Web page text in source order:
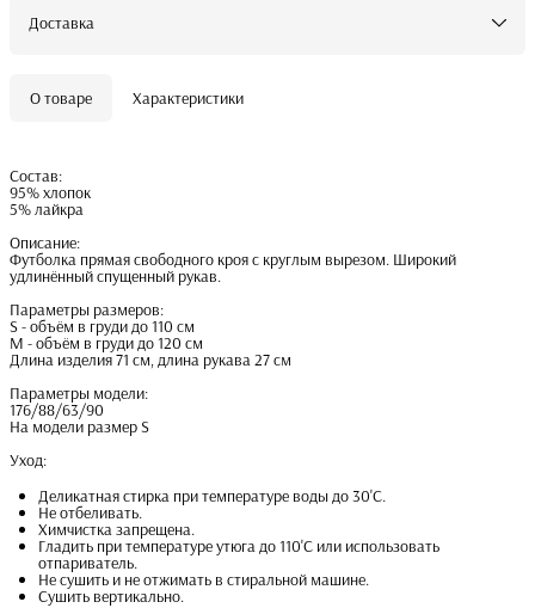
Доставка
О товаре Характеристики
Состав:
95% хлопок
5% лайкра
Описание:
Футболка прямая свободного кроя с круглым вырезом. Широкий
удлинённый спущенный рукав.
Параметры размеров:
S - объём в груди до 110 см
M - объём в груди до 120 см
Длина изделия 71 см, длина рукава 27 см
Параметры модели:
176/88/63/90
На модели размер S
Уход:
Деликатная стирка при температуре воды до 30'С.
Не отбеливать.
Химчистка запрещена.
Гладить при температуре утюга до 110'С или использовать
отпариватель.
Не сушить и не отжимать в стиральной машине.
Сушить вертикально.